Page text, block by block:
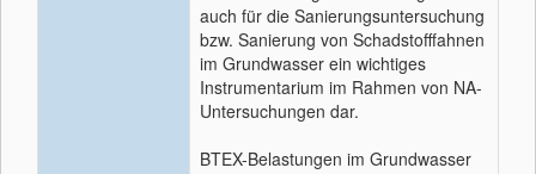
auch für die Sanierungsuntersuchung
bzw. Sanierung von Schadstofffahnen
im Grundwasser ein wichtiges
Instrumentarium im Rahmen von NA-
Untersuchungen dar.
BTEX-Belastungen im Grundwasser